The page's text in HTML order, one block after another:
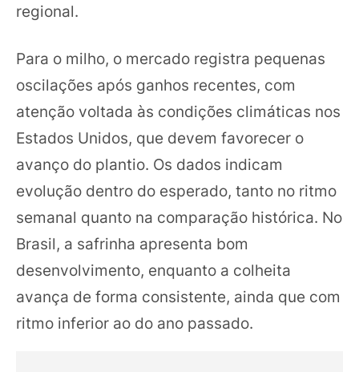
regional.
Para o milho, o mercado registra pequenas
oscilações após ganhos recentes, com
atenção voltada às condições climáticas nos
Estados Unidos, que devem favorecer o
avanço do plantio. Os dados indicam
evolução dentro do esperado, tanto no ritmo
semanal quanto na comparação histórica. No
Brasil, a safrinha apresenta bom
desenvolvimento, enquanto a colheita
avança de forma consistente, ainda que com
ritmo inferior ao do ano passado.